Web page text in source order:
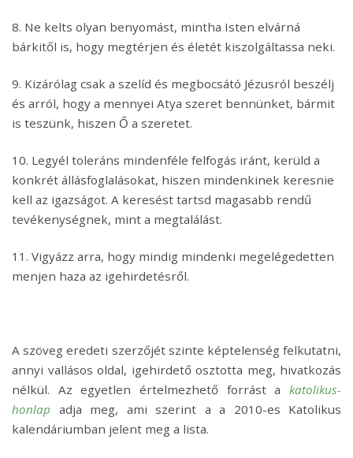
8. Ne kelts olyan benyomást, mintha Isten elvárná
bárkitől is, hogy megtérjen és életét kiszolgáltassa neki.
9. Kizárólag csak a szelíd és megbocsátó Jézusról beszélj
és arról, hogy a mennyei Atya szeret bennünket, bármit
is teszünk, hiszen Ő a szeretet.
10. Legyél toleráns mindenféle felfogás iránt, kerüld a
konkrét állásfoglalásokat, hiszen mindenkinek keresnie
kell az igazságot. A keresést tartsd magasabb rendű
tevékenységnek, mint a megtalálást.
11. Vigyázz arra, hogy mindig mindenki megelégedetten
menjen haza az igehirdetésről.
A szöveg eredeti szerzőjét szinte képtelenség felkutatni,
annyi vallásos oldal, igehirdető osztotta meg, hivatkozás
nélkül. Az egyetlen értelmezhető forrást a katolikus-
honlap adja meg, ami szerint a a 2010-es Katolikus
kalendáriumban jelent meg a lista.